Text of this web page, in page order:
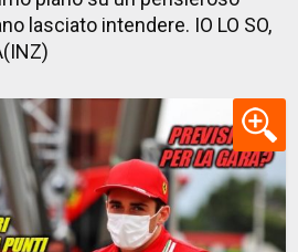
lasciato intendere. IO LO SO,